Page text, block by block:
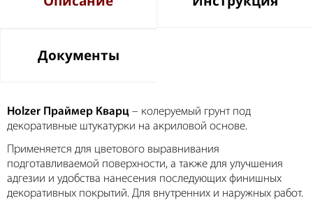
Документы
Holzer Праймер Кварц – колеруемый грунт под
декоративные штукатурки на акриловой основе.
Применяется для цветового выравнивания
подготавливаемой поверхности, а также для улучшения
адгезии и удобства нанесения последующих финишных
декоративных покрытий. Для внутренних и наружных работ.